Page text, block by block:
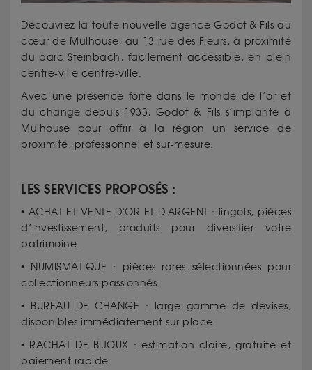
Découvrez la toute nouvelle agence Godot & Fils au
cœur de Mulhouse, au 13 rue des Fleurs, à proximité
du parc Steinbach, facilement accessible, en plein
centre-ville centre-ville.
Avec une présence forte dans le monde de l’or et
du change depuis 1933, Godot & Fils s’implante à
Mulhouse pour offrir à la région un service de
proximité, professionnel et sur-mesure.
LES SERVICES PROPOSÉS :
• ACHAT ET VENTE D'OR ET D'ARGENT : lingots, pièces
d’investissement, produits pour diversifier votre
patrimoine.
• NUMISMATIQUE : pièces rares sélectionnées pour
collectionneurs passionnés.
• BUREAU DE CHANGE : large gamme de devises,
disponibles immédiatement sur place.
• RACHAT DE BIJOUX : estimation claire, gratuite et
paiement rapide.